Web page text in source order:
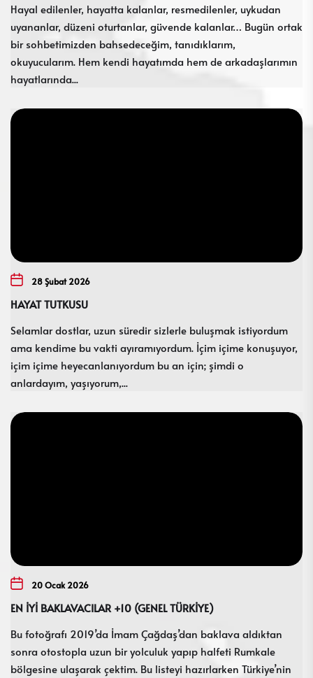
Hayal edilenler, hayatta kalanlar, resmedilenler, uykudan
uyananlar, düzeni oturtanlar, güvende kalanlar… Bugün ortak
bir sohbetimizden bahsedeceğim, tanıdıklarım,
okuyucularım. Hem kendi hayatımda hem de arkadaşlarımın
hayatlarında...
28 Şubat 2026
HAYAT TUTKUSU
Selamlar dostlar, uzun süredir sizlerle buluşmak istiyordum
ama kendime bu vakti ayıramıyordum. İçim içime konuşuyor,
içim içime heyecanlanıyordum bu an için; şimdi o
anlardayım, yaşıyorum,...
20 Ocak 2026
EN İYİ BAKLAVACILAR +10 (GENEL TÜRKİYE)
Bu fotoğrafı 2019’da İmam Çağdaş’dan baklava aldıktan
sonra otostopla uzun bir yolculuk yapıp halfeti Rumkale
bölgesine ulaşarak çektim. Bu listeyi hazırlarken Türkiye’nin